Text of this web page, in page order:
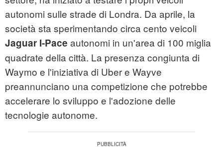
autonomi sulle strade di Londra. Da aprile, la
società sta sperimentando circa cento veicoli
Jaguar I-Pace autonomi in un'area di 100 miglia
quadrate della città. La presenza congiunta di
Waymo e l'iniziativa di Uber e Wayve
preannunciano una competizione che potrebbe
accelerare lo sviluppo e l'adozione delle
tecnologie autonome.